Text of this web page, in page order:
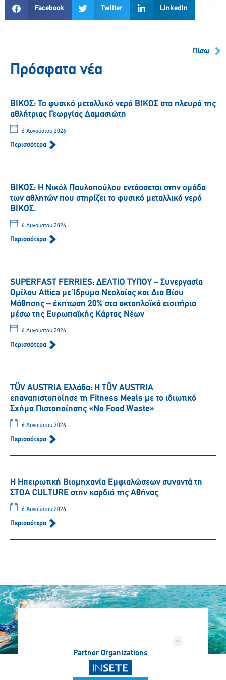
Facebook Twitter LinkedIn
Πίσω
Πρόσφατα νέα
ΒΙΚΟΣ: Το φυσικό μεταλλικό νερό ΒΙΚΟΣ στο πλευρό της
αθλήτριας Γεωργίας Δαμασιώτη
6 Αυγούστου 2026
Περισσότερα
ΒΙΚΟΣ: Η Νικόλ Παυλοπούλου εντάσσεται στην ομάδα
των αθλητών που στηρίζει το φυσικό μεταλλικό νερό
ΒΙΚΟΣ.
6 Αυγούστου 2026
Περισσότερα
SUPERFAST FERRIES: ΔΕΛΤΙΟ ΤΥΠΟΥ – Συνεργασία
Ομίλου Attica με Ίδρυμα Νεολαίας και Δια Βίου
Μάθησης – έκπτωση 20% στα ακτοπλοϊκά εισιτήρια
μέσω της Ευρωπαϊκής Κάρτας Νέων
6 Αυγούστου 2026
Περισσότερα
TÜV AUSTRIA Ελλάδα: Η TÜV AUSTRIA
επαναπιστοποίησε τη Fitness Meals με το ιδιωτικό
Σχήμα Πιστοποίησης «No Food Waste»
6 Αυγούστου 2026
Περισσότερα
Η Ηπειρωτική Βιομηχανία Εμφιαλώσεων συναντά τη
ΣΤΟΑ CULTURE στην καρδιά της Αθήνας
6 Αυγούστου 2026
Περισσότερα
Partner Organizations